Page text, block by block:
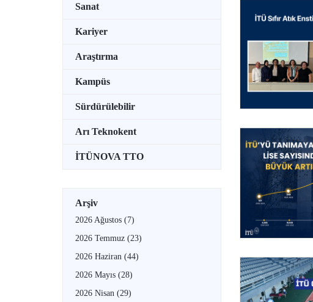
Sanat
Kariyer
Araştırma
Kampüs
Sürdürülebilir
Arı Teknokent
İTÜNOVA TTO
Arşiv
2026 Ağustos (7)
2026 Temmuz (23)
2026 Haziran (44)
2026 Mayıs (28)
2026 Nisan (29)